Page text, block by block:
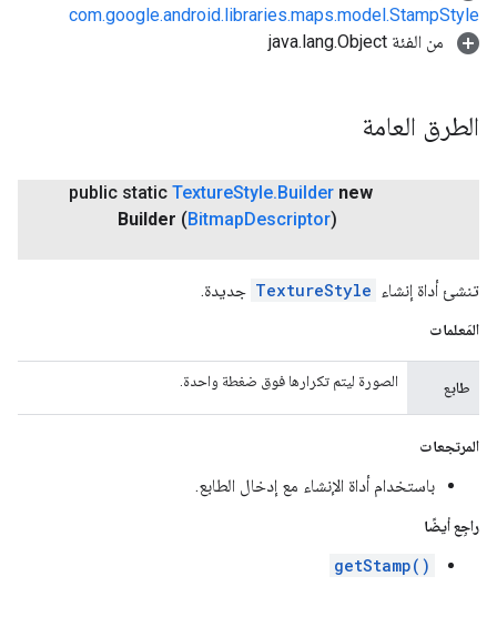
com.google.android.libraries.maps.model.StampStyle
من الفئة java.lang.Object
الطرق العامة
public static TextureStyle.Builder new
Builder (BitmapDescriptor)
تنشئ أداة إنشاء TextureStyle جديدة.
المَعلمات
طابع الصورة ليتم تكرارها فوق ضغطة واحدة.
المرتجعات
باستخدام أداة الإنشاء مع إدخال الطابع.
راجِع أيضًا
getStamp()